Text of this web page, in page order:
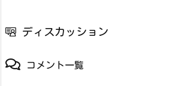
ディスカッション
コメント一覧